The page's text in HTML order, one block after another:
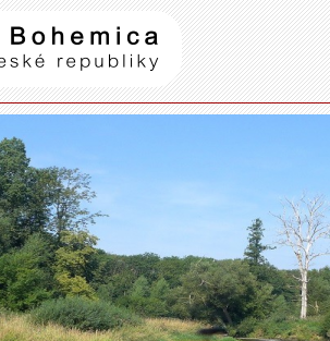
Natura Bohemica